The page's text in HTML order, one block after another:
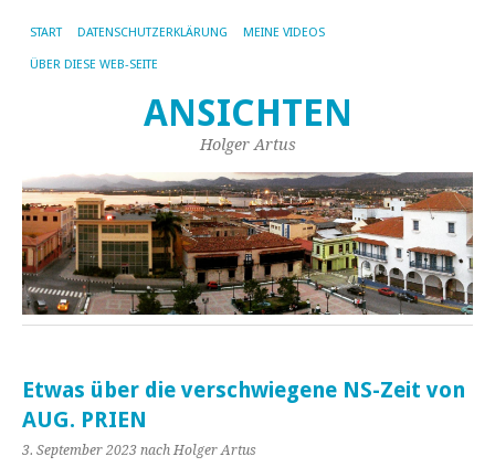
START DATENSCHUTZERKLÄRUNG MEINE VIDEOS
ÜBER DIESE WEB-SEITE
ANSICHTEN
Holger Artus
Etwas über die verschwiegene NS-Zeit von
AUG. PRIEN
3. September 2023 nach Holger Artus